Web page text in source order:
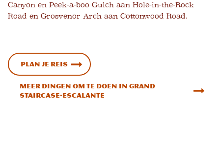
Canyon en Peek-a-boo Gulch aan Hole-in-the-Rock
Road en Grosvenor Arch aan Cottonwood Road.
Plan je reis
Meer dingen om te doen in Grand
Staircase-Escalante